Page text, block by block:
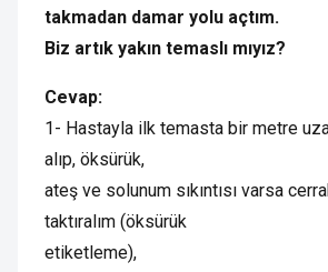
takmadan damar yolu açtım.
Biz artık yakın temaslı mıyız?
Cevap:
1- Hastayla ilk temasta bir metre
alıp, öksürük,
ateş ve solunum sıkıntısı varsa
taktıralım (öksürük
etiketleme),